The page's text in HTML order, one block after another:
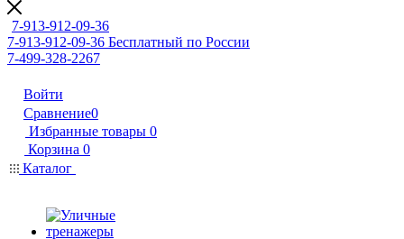
7-913-912-09-36
7-913-912-09-36 Бесплатный по России
7-499-328-2267
Войти
Сравнение0
Избранные товары 0
Корзина 0
Каталог